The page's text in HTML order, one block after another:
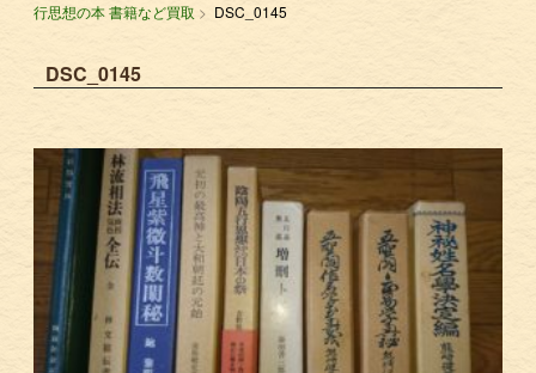
行思想の本 書籍など買取
DSC_0145
DSC_0145